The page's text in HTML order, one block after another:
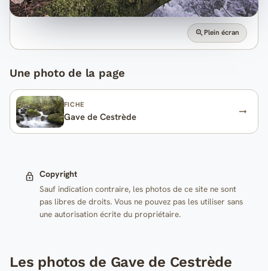
Plein écran
Une photo de la page
FICHE
Gave de Cestrède
Copyright
Sauf indication contraire, les photos de ce site ne sont
pas libres de droits. Vous ne pouvez pas les utiliser sans
une autorisation écrite du propriétaire.
Les photos de Gave de Cestrède